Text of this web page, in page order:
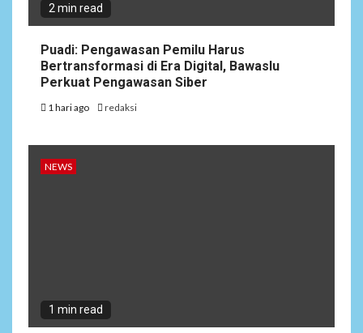
2 min read
Puadi: Pengawasan Pemilu Harus
Bertransformasi di Era Digital, Bawaslu
Perkuat Pengawasan Siber
1 hari ago redaksi
NEWS
1 min read